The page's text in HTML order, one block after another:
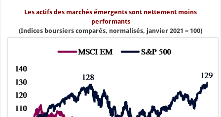
Les actifs des marchés émergents sont nettement moins
performants
(Indices boursiers comparés, normalisés, janvier 2021 = 100)